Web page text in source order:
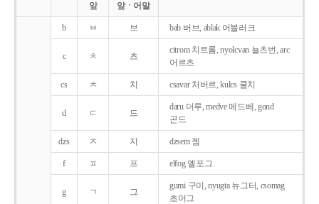
앞
앞ㆍ어말
b ㅂ 브 bab 버브, ablak 어블러크
c ㅊ 츠
citrom 치트롬, nyolcvan 뇰츠번, arc
어르츠
cs ㅊ 치 csavar 처버르, kulcs 쿨치
d ㄷ 드
daru 더루, medve 메드베, gond
곤드
dzs ㅈ 지 dzsem 젬
f ㅍ 프 elfog 엘포그
g ㄱ 그
gumi 구미, nyugta 뉴그터, csomag
초머그